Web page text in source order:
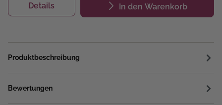
Details In den Warenkorb
Produktbeschreibung
Bewertungen